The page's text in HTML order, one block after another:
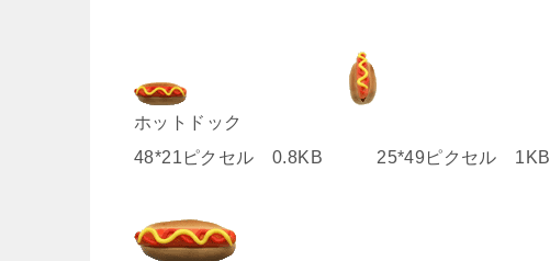
ホットドック
48*21ピクセル 0.8KB 25*49ピクセル 1KB